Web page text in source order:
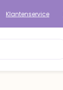
Klantenservice